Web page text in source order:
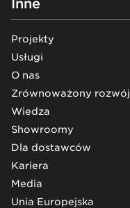
Projekty
Usługi
O nas
Zrównoważony rozwój
Wiedza
Showroomy
Dla dostawców
Kariera
Media
Unia Europejska